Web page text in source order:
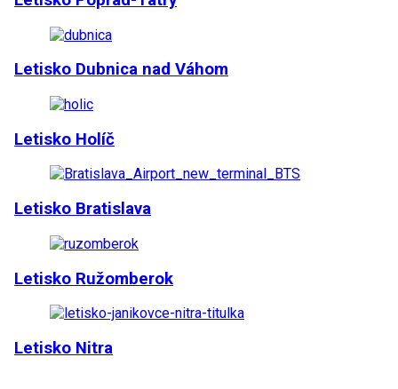
Letisko Dubnica nad Váhom
Letisko Holíč
Letisko Bratislava
Letisko Ružomberok
Letisko Nitra